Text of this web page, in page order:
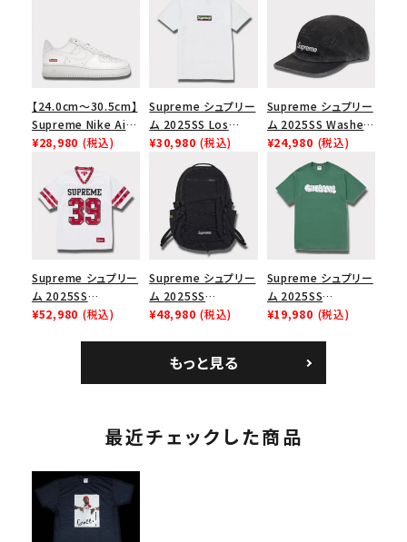
【24.0cm～30.5cm】
Supreme Nike Air
Force 1 Low シュプ
ース１スニーカー シ
ューズ ホワイト
¥28,980 (税込)
Supreme シュプリー
ム 2025SS Los
Angeles Fire Relief
Box Logo Tee ファ
イヤーリリーフボック
スロゴTシャツ ホワ
イト 白
¥30,980 (税込)
Supreme シュプリー
ム 2025SS Washed
Chino Twill Camp
Cap ウォッシュチノツ
イルキャンプキャップ
ブラック 黒
¥24,980 (税込)
Supreme シュプリー
ム 2025SS
Bandana Football
¥52,980 (税込)
Supreme シュプリー
ム 2025SS
Backpack バックパッ
¥48,980 (税込)
Supreme シュプリー
ム 2025SS
Homerun Tee ホー
¥19,980 (税込)
もっと見る
最近チェックした商品